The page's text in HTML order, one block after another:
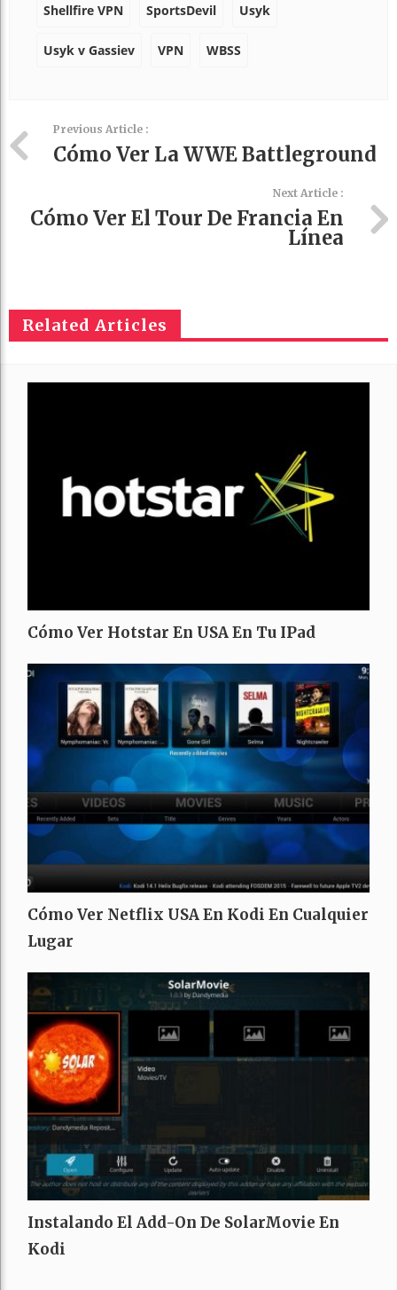
Shellfire VPN SportsDevil Usyk
Usyk v Gassiev VPN WBSS
Previous Article :
Cómo Ver La WWE Battleground
Next Article :
Cómo Ver El Tour De Francia En
Línea
Related Articles
Cómo Ver Hotstar En USA En Tu IPad
Cómo Ver Netflix USA En Kodi En Cualquier
Lugar
Instalando El Add-On De SolarMovie En
Kodi